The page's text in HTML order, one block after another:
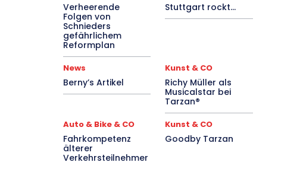
Verheerende
Folgen von
Schnieders
gefährlichem
Reformplan
Stuttgart rockt…
News
Berny’s Artikel
Kunst & CO
Richy Müller als
Musicalstar bei
Tarzan®
Auto & Bike & CO
Fahrkompetenz
älterer
Verkehrsteilnehmer
Kunst & CO
Goodby Tarzan